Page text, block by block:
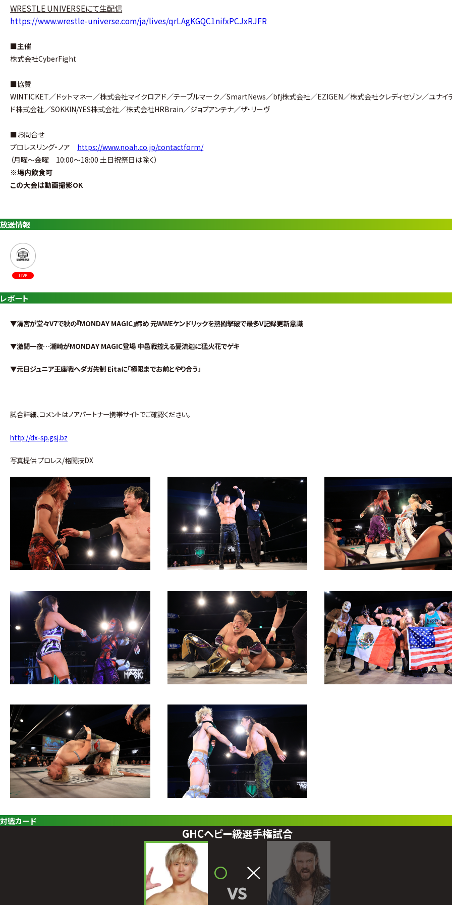
WRESTLE UNIVERSEにて生配信
https://www.wrestle-universe.com/ja/lives/qrLAgKGQC1nifxPCJxRJFR
■主催
株式会社CyberFight
■協賛
WINTICKET／ドットマネー／株式会社マイクロアド／テーブルマーク／SmartNews／bfj株式会社／EZIGEN／株式会社クレディセゾン／ユナイ
ド株式会社／SOKKIN/YES株式会社／株式会社HRBrain／ジョブアンテナ／ザ・リーヴ
■お問合せ
プロレスリング・ノア https://www.noah.co.jp/contactform/
（月曜〜金曜 10:00〜18:00 土日祝祭日は除く）
※場内飲食可
この大会は動画撮影OK
放送情報
レポート
▼清宮が堂々V7で秋の『MONDAY MAGIC』締め 元WWEケンドリックを熱闘撃破で最多V記録更新意識
▼激闘一夜…潮崎がMONDAY MAGIC登場 中邑戦控える憂流迦に猛火花でゲキ
▼元日ジュニア王座戦へダガ先制 Eitaに「極限までお前とやり合う」
試合詳細、コメントはノアパートナー携帯サイトでご確認ください。
http://dx-sp.gsj.bz
写真提供 プロレス/格闘技DX
対戦カード
GHCヘビー級選手権試合
VS